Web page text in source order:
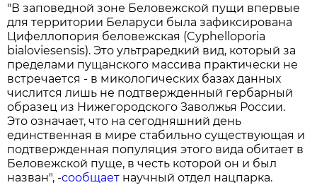
"В заповедной зоне Беловежской пущи впервые
для территории Беларуси была зафиксирована
Цифеллопория беловежская (Cyphelloporia
bialoviesensis). Это ультраредкий вид, который за
пределами пущанского массива практически не
встречается - в микологических базах данных
числится лишь не подтвержденный гербарный
образец из Нижегородского Заволжья России.
Это означает, что на сегодняшний день
единственная в мире стабильно существующая и
подтвержденная популяция этого вида обитает в
Беловежской пуще, в честь которой он и был
назван", -сообщает научный отдел нацпарка.